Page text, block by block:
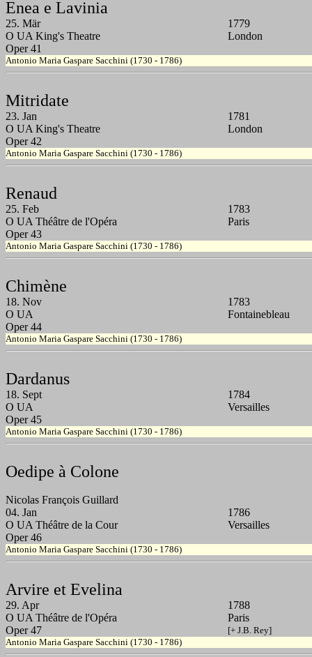
Enea e Lavinia
25. Mär
1779
O UA King's Theatre
London
Oper 41
Antonio Maria Gaspare Sacchini (1730 - 1786)
Mitridate
23. Jan
1781
O UA King's Theatre
London
Oper 42
Antonio Maria Gaspare Sacchini (1730 - 1786)
Renaud
25. Feb
1783
O UA Théâtre de l'Opéra
Paris
Oper 43
Antonio Maria Gaspare Sacchini (1730 - 1786)
Chimène
18. Nov
1783
O UA
Fontainebleau
Oper 44
Antonio Maria Gaspare Sacchini (1730 - 1786)
Dardanus
18. Sept
1784
O UA
Versailles
Oper 45
Antonio Maria Gaspare Sacchini (1730 - 1786)
Oedipe à Colone
Nicolas François Guillard
04. Jan
1786
O UA Théâtre de la Cour
Versailles
Oper 46
Antonio Maria Gaspare Sacchini (1730 - 1786)
Arvire et Evelina
29. Apr
1788
O UA Théâtre de l'Opéra
Paris
Oper 47
[+ J.B. Rey]
Antonio Maria Gaspare Sacchini (1730 - 1786)